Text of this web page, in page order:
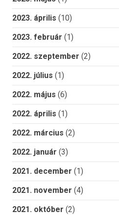
2023. április (10)
2023. február (1)
2022. szeptember (2)
2022. július (1)
2022. május (6)
2022. április (1)
2022. március (2)
2022. január (3)
2021. december (1)
2021. november (4)
2021. október (2)